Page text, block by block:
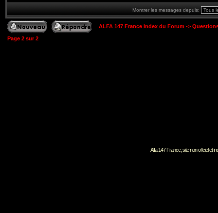
Montrer les messages depuis:
ALFA 147 France Index du Forum ->
Page 2 sur2
Alfa 147 France, site non offciel et